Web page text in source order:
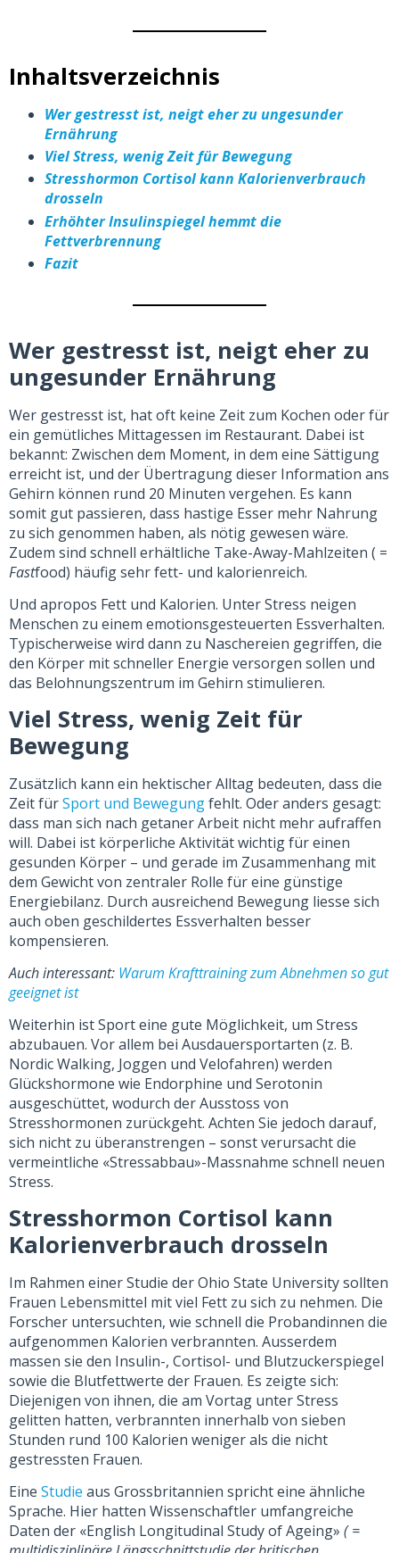
Inhaltsverzeichnis
Wer gestresst ist, neigt eher zu ungesunder
Ernährung
Viel Stress, wenig Zeit für Bewegung
Stresshormon Cortisol kann Kalorienverbrauch
drosseln
Erhöhter Insulinspiegel hemmt die
Fettverbrennung
Fazit
Wer gestresst ist, neigt eher zu
ungesunder Ernährung
Wer gestresst ist, hat oft keine Zeit zum Kochen oder für
ein gemütliches Mittagessen im Restaurant. Dabei ist
bekannt: Zwischen dem Moment, in dem eine Sättigung
erreicht ist, und der Übertragung dieser Information ans
Gehirn können rund 20 Minuten vergehen. Es kann
somit gut passieren, dass hastige Esser mehr Nahrung
zu sich genommen haben, als nötig gewesen wäre.
Zudem sind schnell erhältliche Take-Away-Mahlzeiten ( =
Fastfood) häufig sehr fett- und kalorienreich.
Und apropos Fett und Kalorien. Unter Stress neigen
Menschen zu einem emotionsgesteuerten Essverhalten.
Typischerweise wird dann zu Naschereien gegriffen, die
den Körper mit schneller Energie versorgen sollen und
das Belohnungszentrum im Gehirn stimulieren.
Viel Stress, wenig Zeit für
Bewegung
Zusätzlich kann ein hektischer Alltag bedeuten, dass die
Zeit fürSport und Bewegungfehlt. Oder anders gesagt:
dass man sich nach getaner Arbeit nicht mehr aufraffen
will. Dabei ist körperliche Aktivität wichtig für einen
gesunden Körper – und gerade im Zusammenhang mit
dem Gewicht von zentraler Rolle für eine günstige
Energiebilanz. Durch ausreichend Bewegung liesse sich
auch oben geschildertes Essverhalten besser
kompensieren.
Auch interessant: Warum Krafttraining zum Abnehmen so gut
geeignet ist
Weiterhin ist Sport eine gute Möglichkeit, um Stress
abzubauen. Vor allem bei Ausdauersportarten (z. B.
Nordic Walking, Joggen und Velofahren) werden
Glückshormone wie Endorphine und Serotonin
ausgeschüttet, wodurch der Ausstoss von
Stresshormonen zurückgeht. Achten Sie jedoch darauf,
sich nicht zu überanstrengen – sonst verursacht die
vermeintliche «Stressabbau»-Massnahme schnell neuen
Stress.
Stresshormon Cortisol kann
Kalorienverbrauch drosseln
Im Rahmen einer Studie der Ohio State University sollten
Frauen Lebensmittel mit viel Fett zu sich zu nehmen. Die
Forscher untersuchten, wie schnell die Probandinnen die
aufgenommen Kalorien verbrannten. Ausserdem
massen sie den Insulin-, Cortisol- und Blutzuckerspiegel
sowie die Blutfettwerte der Frauen. Es zeigte sich:
Diejenigen von ihnen, die am Vortag unter Stress
gelitten hatten, verbrannten innerhalb von sieben
Stunden rund 100 Kalorien weniger als die nicht
gestressten Frauen.
Eine Studie aus Grossbritannien spricht eine ähnliche
Sprache. Hier hatten Wissenschaftler umfangreiche
Daten der «English Longitudinal Study of Ageing» ( =